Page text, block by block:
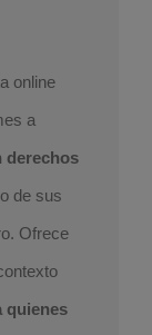
online
a
derechos
de sus
Ofrece
quienes